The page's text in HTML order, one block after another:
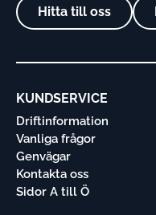
Hitta till oss
KUNDSERVICE
Driftinformation
Vanliga frågor
Genvägar
Kontakta oss
Sidor A till Ö